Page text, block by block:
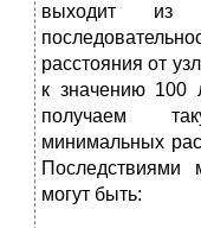
выходит из
расстояния от
к значению 100
получаем
минимальных
Последствиями
могут быть: